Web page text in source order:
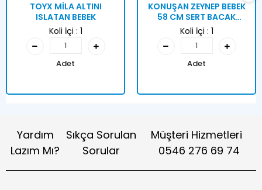
TOYX MİLA ALTINI
ISLATAN BEBEK
Koli İçi : 1
Adet
KONUŞAN ZEYNEP BEBEK
58 CM SERT BACAK
KUTULU
Koli İçi : 1
Adet
Yardım
Lazım Mı?
Sıkça Sorulan
Sorular
Müşteri Hizmetleri
0546 276 69 74